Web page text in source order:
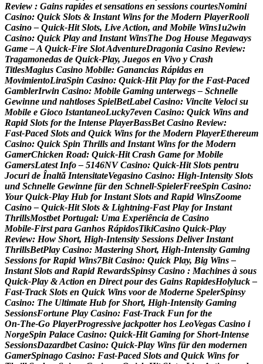
Review : Gains rapides et sensations en sessions courtesNomini
Casino: Quick Slots & Instant Wins for the Modern PlayerRooli
Casino – Quick‑Hit Slots, LiveAction, and Mobile Wins1u2win
Casino: Quick Play and Instant WinsThe Dog House Megaways
Game –A Quick‑Fire SlotAdventureDragonia Casino Review:
Tragamonedas de Quick‑Play, Juegos en Vivo y Crash
TitlesMagius Casino Mobile: Ganancias Rápidas en
MovimientoLiraSpin Casino: Quick‑Hit Play for the Fast‑Paced
GamblerIrwin Casino: Mobile Gaming unterwegs – Schnelle
Gewinne und nahtloses SpielBetLabel Casino: Vincite Veloci su
Mobile e Gioco IstantaneoLucky7even Casino: Quick Wins and
Rapid Slots for the Intense PlayerBassBet Casino Review:
Fast‑Paced Slots and Quick Wins for the Modern PlayerEthereum
Casino: Quick Spin Thrills and Instant Wins for the Modern
GamerChicken Road: Quick‑Hit Crash Game for Mobile
GamersLatest Info – 5146NV Casino: Quick‑Hit Slots pentru
Jocuri de Înaltă IntensitateVegasino Casino: High‑Intensity Slots
und Schnelle Gewinne für den Schnell‑SpielerFreeSpin Casino:
Your Quick‑Play Hub for Instant Slots and Rapid WinsZoome
Casino – Quick‑Hit Slots & Lightning‑Fast Play for Instant
ThrillsMostbet Portugal: Uma Experiência de Casino
Mobile‑First para Ganhos RápidosTikiCasino Quick‑Play
Review: How Short, High‑Intensity Sessions Deliver Instant
ThrillsBetPlay Casino: Mastering Short, High‑Intensity Gaming
Sessions for Rapid Wins7Bit Casino: Quick Play, Big Wins –
Instant Slots and Rapid RewardsSpinsy Casino : Machines à sous
Quick‑Play &Action en Direct pour des Gains RapidesHolyluck –
Fast‑Track Slots en Quick Wins voor de Moderne SpelerSpinsy
Casino: The Ultimate Hub for Short, High‑Intensity Gaming
SessionsFortune Play Casino: Fast‑Track Fun for the
On‑The‑Go PlayerProgressive jackpotter hos LeoVegas Casino i
NorgeSpin Palace Casino: Quick‑Hit Gaming for Short‑Intense
SessionsDazardbet Casino: Quick‑Play Wins für den modernen
GamerSpinago Casino: Fast‑Paced Slots and Quick Wins for